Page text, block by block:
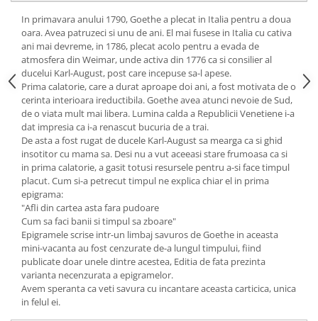
Seria Masaru Emoto
Inspiraţie divină
Îngeri
Vindecare spirituală
Viaţa de după moarte
Cristale
Supă de pui pentru suflet
Yoga
Oracol
Spiritualitate şi ştiinţă
Fără categorie
Cunoaștere
In primavara anului 1790, Goethe a plecat in Italia pentru a doua
oara. Avea patruzeci si unu de ani. El mai fusese in Italia cu cativa
ani mai devreme, in 1786, plecat acolo pentru a evada de
atmosfera din Weimar, unde activa din 1776 ca si consilier al
ducelui Karl-August, post care incepuse sa-l apese.
Prima calatorie, care a durat aproape doi ani, a fost motivata de o
cerinta interioara ireductibila. Goethe avea atunci nevoie de Sud,
de o viata mult mai libera. Lumina calda a Republicii Venetiene i-a
dat impresia ca i-a renascut bucuria de a trai.
De asta a fost rugat de ducele Karl-August sa mearga ca si ghid
insotitor cu mama sa. Desi nu a vut aceeasi stare frumoasa ca si
in prima calatorie, a gasit totusi resursele pentru a-si face timpul
placut. Cum si-a petrecut timpul ne explica chiar el in prima
epigrama:
"Afli din cartea asta fara pudoare
Cum sa faci banii si timpul sa zboare"
Epigramele scrise intr-un limbaj savuros de Goethe in aceasta
mini-vacanta au fost cenzurate de-a lungul timpului, fiind
publicate doar unele dintre acestea, Editia de fata prezinta
varianta necenzurata a epigramelor.
Avem speranta ca veti savura cu incantare aceasta carticica, unica
in felul ei.